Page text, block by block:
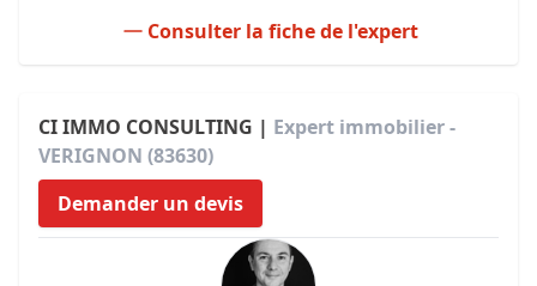
Consulter la fiche de l'expert
CI IMMO CONSULTING | Expert immobilier -
VERIGNON (83630)
Demander un devis